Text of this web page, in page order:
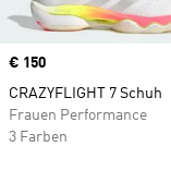
Price
€ 150
CRAZYFLIGHT 7 Schuh
Frauen Performance
3 Farben